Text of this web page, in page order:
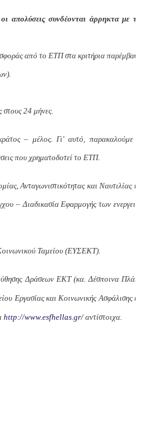
οι απολύσεις συνδέονται άρρηκτα με την
από το ΕΤΠ στα κριτήρια παρέμβασης
στους 24 μήνες.
– μέλος. Γι' αυτό, παρακαλούμε να
που χρηματοδοτεί το ΕΤΠ.
Ανταγωνιστικότητας και Ναυτιλίας και
– Διαδικασία Εφαρμογής των ενεργειών
Ταμείου (ΕΥΣΕΚΤ).
Δράσεων ΕΚΤ (κα. Δέσποινα Πλάκα,
Εργασίας και Κοινωνικής Ασφάλισης και
http://www.esfhellas.gr/αντίστοιχα.